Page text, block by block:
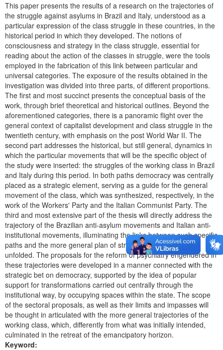
This paper presents the results of a research on the trajectories of
the struggle against asylums in Brazil and Italy, understood as a
particular expression of the class struggle in these countries, in the
historical period in which they developed. The notions of
consciousness and strategy in the class struggle, essential for
reading about the action of the classes in struggle, were the tools
employed in the fabrication of this link between particular and
universal categories. The exposure of the results obtained in the
investigation was divided into three parts, of different proportions.
The first and most succinct presents the conceptual basis of the
work, through brief theoretical and historical outlines. Beyond the
aforementioned categories, there is a panoramic flight over the
general context of capitalist development and class struggle in the
twentieth century, with emphasis on the post World War II. The
second part addresses the historical, but still general, dynamics in
which the particular movements that will be the specific object of
the study were inserted: the struggles of the working class in Brazil
and Italy during this period. In both paths democracy was centrally
placed as a strategic element, serving as a guide for the general
movement of the class, which was synthesized, respectively, in the
work of the Workers' Party and the Italian Communist Party. The
third and most extensive part of the thesis will directly address the
trajectory of the Brazilian anti-asylum movements and Italian anti-
institutional movements, illuminating the links between such specific
paths and the more general plan of struggles in which they
unfolded. The proposals for the reform of psychiatry engendered in
these trajectories were developed in a manner connected with the
strategic bet on democracy, supported by the idea of popular
support for transformations carried out centrally through the
institutional way, by occupying spaces within the state. The scope
of the sectoral proposals, as well as their limits and impasses will
be thought in articulated with the more general trajectories of the
working class, which, differently from what was initially intended,
culminated in the retreat of the emancipatory horizon.
Keyword: